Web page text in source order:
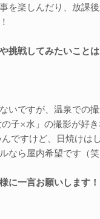
を楽しんだり、放課
戦してみたいことは
いですが、温泉での
子×水」の撮影が好
ですけど、日焼けは
なら屋内希望です（笑
一言お願いします！